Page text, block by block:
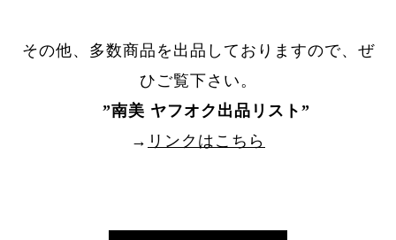
その他、多数商品を出品しておりますので、ぜ
ひご覧下さい。
”南美 ヤフオク出品リスト ”
→ リンクはこちら